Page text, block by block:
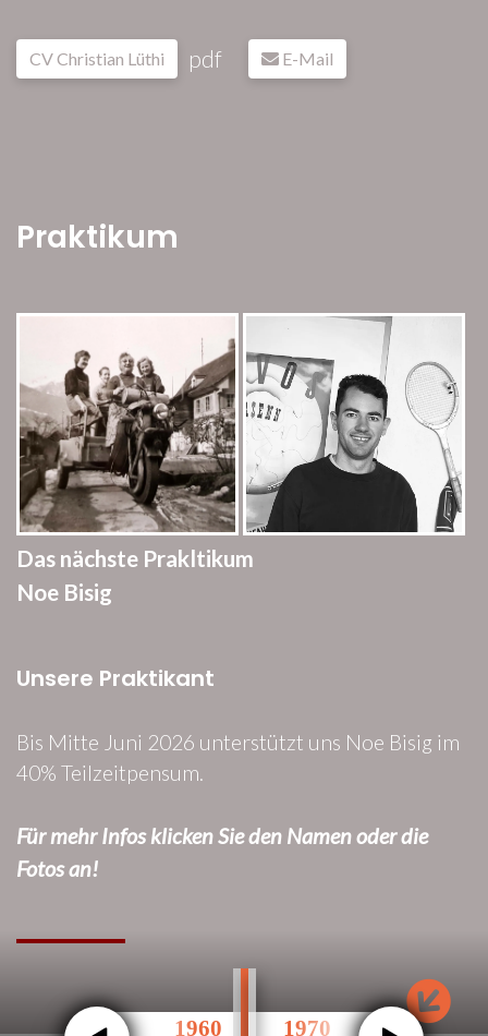
CV Christian Lüthi pdf E-Mail
Praktikum
Das nächste Prakltikum
Noe Bisig
Unsere Praktikant
Bis Mitte Juni 2026 unterstützt uns Noe Bisig im
40% Teilzeitpensum.
Für mehr Infos klicken Sie den Namen oder die
Fotos an!
1950 1960 1970 1980